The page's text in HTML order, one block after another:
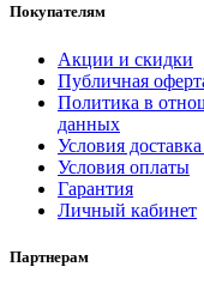
Покупателям
Акции и скидки
Публичная
Политика в
данных
Условия
Условия оплаты
Гарантия
Личный кабинет
Партнерам